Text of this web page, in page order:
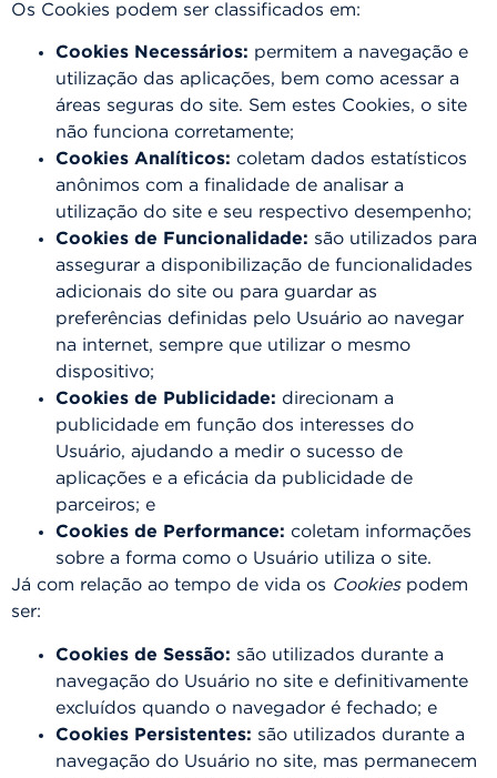
Os Cookies podem ser classificados em:
Cookies Necessários: permitem a navegação e
utilização das aplicações, bem como acessar a
áreas seguras do site. Sem estes Cookies, o site
não funciona corretamente;
Cookies Analíticos: coletam dados estatísticos
anônimos com a finalidade de analisar a
utilização do site e seu respectivo desempenho;
Cookies de Funcionalidade: são utilizados para
assegurar a disponibilização de funcionalidades
adicionais do site ou para guardar as
preferências definidas pelo Usuário ao navegar
na internet, sempre que utilizar o mesmo
dispositivo;
Cookies de Publicidade: direcionam a
publicidade em função dos interesses do
Usuário, ajudando a medir o sucesso de
aplicações e a eficácia da publicidade de
parceiros; e
Cookies de Performance: coletam informações
sobre a forma como o Usuário utiliza o site.
Já com relação ao tempo de vida os Cookiespodem
ser:
Cookies de Sessão: são utilizados durante a
navegação do Usuário no site e definitivamente
excluídos quando o navegador é fechado; e
Cookies Persistentes: são utilizados durante a
navegação do Usuário no site, mas permanecem